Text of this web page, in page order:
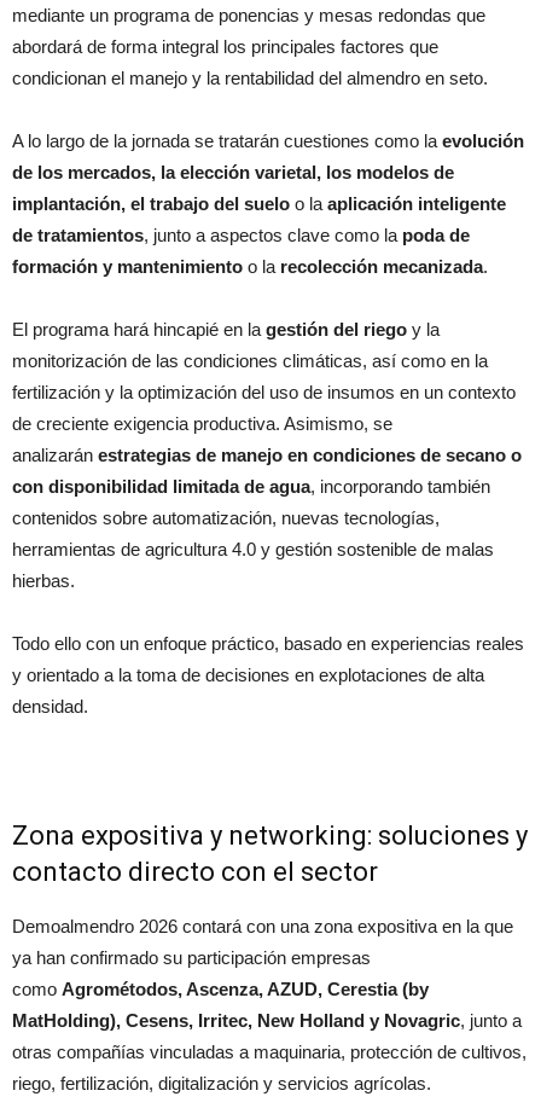
mediante un programa de ponencias y mesas redondas que
abordará de forma integral los principales factores que
condicionan el manejo y la rentabilidad del almendro en seto.
A lo largo de la jornada se tratarán cuestiones como la evolución
de los mercados, la elección varietal, los modelos de
implantación, el trabajo del suelo o la aplicación inteligente
de tratamientos, junto a aspectos clave como la poda de
formación y mantenimiento o la recolección mecanizada.
El programa hará hincapié en la gestión del riego y la
monitorización de las condiciones climáticas, así como en la
fertilización y la optimización del uso de insumos en un contexto
de creciente exigencia productiva. Asimismo, se
analizarán estrategias de manejo en condiciones de secano o
con disponibilidad limitada de agua, incorporando también
contenidos sobre automatización, nuevas tecnologías,
herramientas de agricultura 4.0 y gestión sostenible de malas
hierbas.
Todo ello con un enfoque práctico, basado en experiencias reales
y orientado a la toma de decisiones en explotaciones de alta
densidad.
Zona expositiva y networking: soluciones y
contacto directo con el sector
Demoalmendro 2026 contará con una zona expositiva en la que
ya han confirmado su participación empresas
como Agrométodos, Ascenza, AZUD, Cerestia (by
MatHolding), Cesens, Irritec, New Holland y Novagric, junto a
otras compañías vinculadas a maquinaria, protección de cultivos,
riego, fertilización, digitalización y servicios agrícolas.